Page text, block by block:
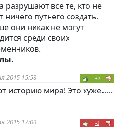
разрушают все те, кто не
ничего путнего создать.
они никак не могут
среди своих
2015 15:58 +7
историю мира! Это хуже......
2015 17:00 -1